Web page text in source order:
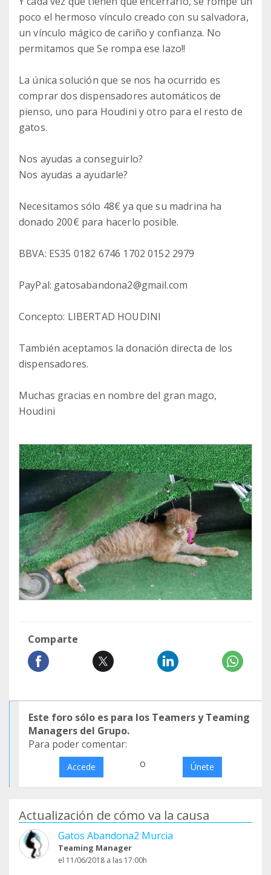
poco el hermoso vínculo creado con su salvadora,
un vínculo mágico de cariño y confianza. No
permitamos que Se rompa ese lazo!!
La única solución que se nos ha ocurrido es
comprar dos dispensadores automáticos de
pienso, uno para Houdini y otro para el resto de
gatos.
Nos ayudas a conseguirlo?
Nos ayudas a ayudarle?
Necesitamos sólo 48€ ya que su madrina ha
donado 200€ para hacerlo posible.
BBVA: ES35 0182 6746 1702 0152 2979
PayPal: gatosabandona2@gmail.com
Concepto: LIBERTAD HOUDINI
También aceptamos la donación directa de los
dispensadores.
Muchas gracias en nombre del gran mago,
Houdini
Comparte
Este foro sólo es para los Teamers y Teaming
Managers del Grupo.
Para poder comentar:
Accede o Únete
Actualización de cómo va la causa
Gatos Abandona2 Murcia
Teaming Manager
el 11/06/2018 a las 17:00h